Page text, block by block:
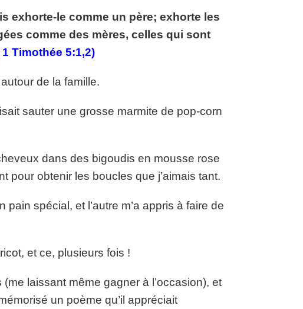
exhorte-le comme un père; exhorte les
comme des mères, celles qui sont
1 Timothée 5:1,2)
de la famille.
sauter une grosse marmite de pop-corn
dans des bigoudis en mousse rose
pour obtenir les boucles que j’aimais tant.
pain spécial, et l’autre m’a appris à faire de
et ce, plusieurs fois !
laissant même gagner à l’occasion), et
un poème qu’il appréciait